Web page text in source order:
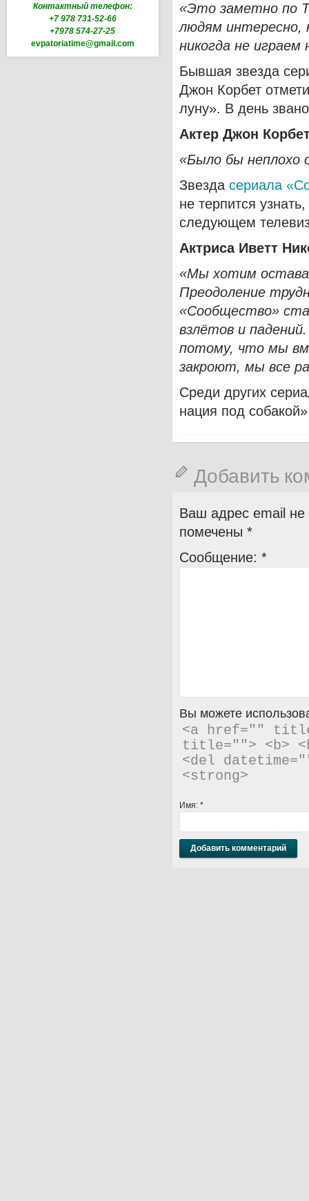
Контактный телефон:
+7 978 731-52-66
+7978 574-27-25
evpatoriatime@gmail.com
«Это заметно по
людям интересно,
никогда не
Бывшая звезда
Джон Корбет
луну». В день
Актер Джон
«Было бы неплохо
Звезда сериала
не терпится
следующем
Актриса Иветт
«Мы хотим
Преодоление
«Сообщество»
взлётов и
потому, что мы
закроют, мы все
Среди других
нация под
Добавить
Ваш адрес email не
помечены *
Сообщение: *
Вы можете
<a href=""
title=""> <b>
<del
<strong>
Имя: *